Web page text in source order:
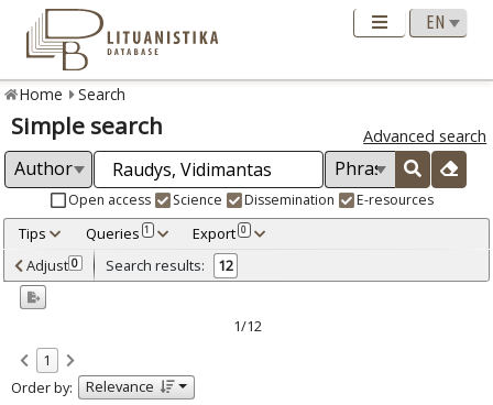
Home Search
Simple search Advanced search
Open access Science Dissemination E-resources
Tips Queries 1 Export 0
Adjusted by criteria 0
Year
Refine
Open access
Scientific publications 12
Adjust 0 Search results: 12
1/12
1
Order by:
Relevance